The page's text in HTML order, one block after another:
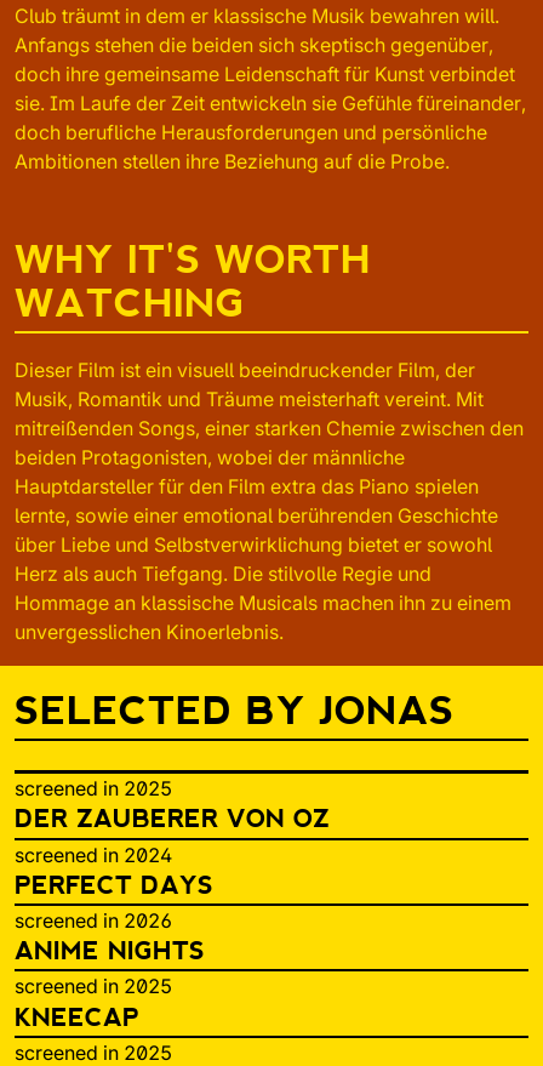
Club träumt in dem er klassische Musik bewahren will.
Anfangs stehen die beiden sich skeptisch gegenüber,
doch ihre gemeinsame Leidenschaft für Kunst verbindet
sie. Im Laufe der Zeit entwickeln sie Gefühle füreinander,
doch berufliche Herausforderungen und persönliche
Ambitionen stellen ihre Beziehung auf die Probe.
WHY IT'S WORTH
WATCHING
Dieser Film ist ein visuell beeindruckender Film, der
Musik, Romantik und Träume meisterhaft vereint. Mit
mitreißenden Songs, einer starken Chemie zwischen den
beiden Protagonisten, wobei der männliche
Hauptdarsteller für den Film extra das Piano spielen
lernte, sowie einer emotional berührenden Geschichte
über Liebe und Selbstverwirklichung bietet er sowohl
Herz als auch Tiefgang. Die stilvolle Regie und
Hommage an klassische Musicals machen ihn zu einem
unvergesslichen Kinoerlebnis.
SELECTED BY JONAS
screened in 2025
DER ZAUBERER VON OZ
screened in 2024
PERFECT DAYS
screened in 2026
ANIME NIGHTS
screened in 2025
KNEECAP
screened in 2025